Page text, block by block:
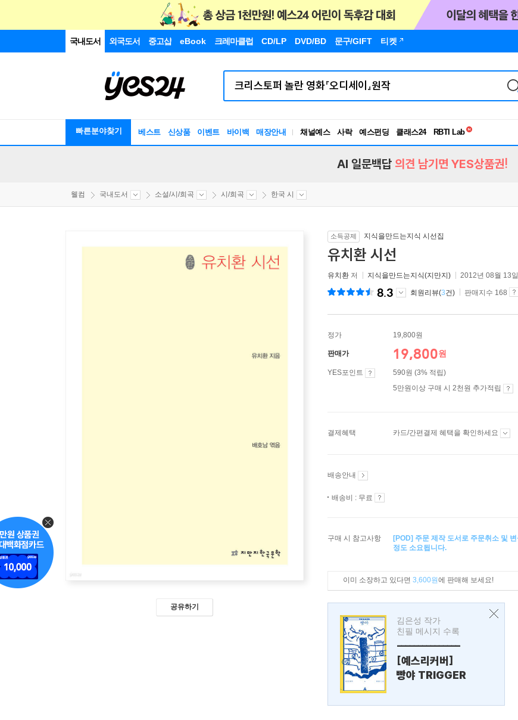
국내도서 외국도서 중고샵 eBook 크레마클럽 CD/LP DVD/BD 문구/GIFT 티켓
빠른분야찾기 베스트 신상품 이벤트 바이백 매장안내 채널예스 사락 예스펀딩 클래스24
독서유형검사
AI 일문백답 의견 남기면 YES상품권!
웰컴 국내도서 소설/시/희곡 시/희곡 한국 시
공유하기
소득공제 지식을만드는지식 시선집
유치환 시선
유치환 저 지식을만드는지식(지만지) 2012년 08월 13일
8.3 회원리뷰(3건) 판매지수 168
정가 19,800원
판매가 19,800원
YES포인트
590원 (3% 적립)
5만원이상 구매 시 2천원 추가적립
결제혜택 카드/간편결제 혜택을 확인하세요
배송안내
배송비 : 무료
구매 시 참고사항
[POD] 주문 제작 도서로 주문취소 및
정도 소요됩니다.
이미 소장하고 있다면 3,600원에 판매해 보세요!
김은성 작가
친필 메시지 수록
---------------
[예스리커버]
빵야 TRIGGER